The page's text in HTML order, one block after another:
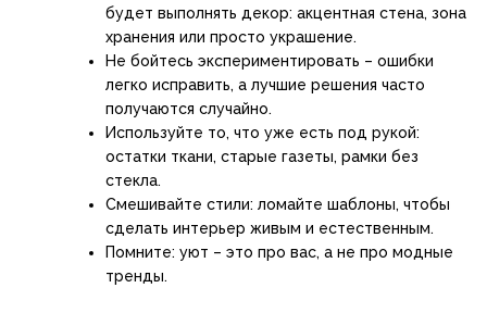
будет выполнять декор: акцентная стена, зона
хранения или просто украшение.
Не бойтесь экспериментировать – ошибки
легко исправить, а лучшие решения часто
получаются случайно.
Используйте то, что уже есть под рукой:
остатки ткани, старые газеты, рамки без
стекла.
Смешивайте стили: ломайте шаблоны, чтобы
сделать интерьер живым и естественным.
Помните: уют – это про вас, а не про модные
тренды.